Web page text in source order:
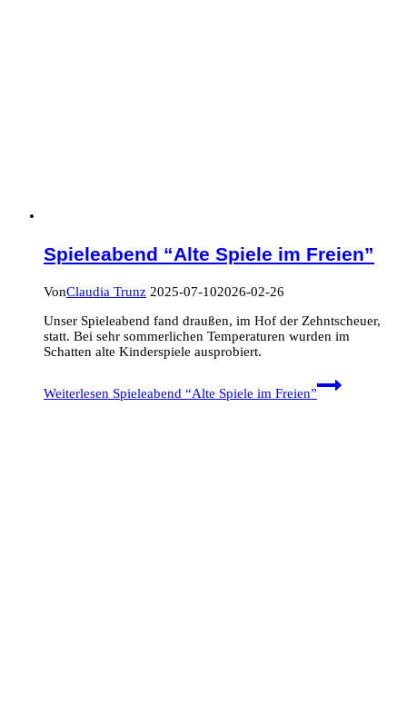
Spieleabend “Alte Spiele im Freien”
VonClaudia Trunz 2025-07-102026-02-26
Unser Spieleabend fand draußen, im Hof der Zehntscheuer,
statt. Bei sehr sommerlichen Temperaturen wurden im
Schatten alte Kinderspiele ausprobiert.
Weiterlesen Spieleabend “Alte Spiele im Freien”